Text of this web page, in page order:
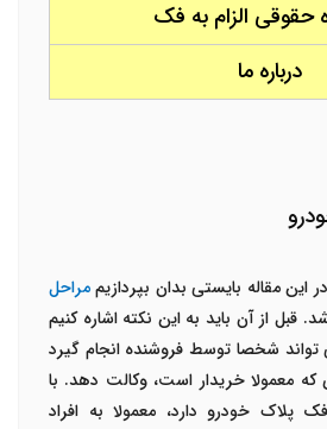
حقوقی الزام به فک
درباره ما
این مقاله بایستی بدان بپردازیممراحل
قبل از آن باید به این نکته اشاره کنیم
شخصا توسط فروشنده انجام گیرد
معمولا خریدار است، وکالت دهد. با
پلاک خودرو دارد، معمولا به افراد